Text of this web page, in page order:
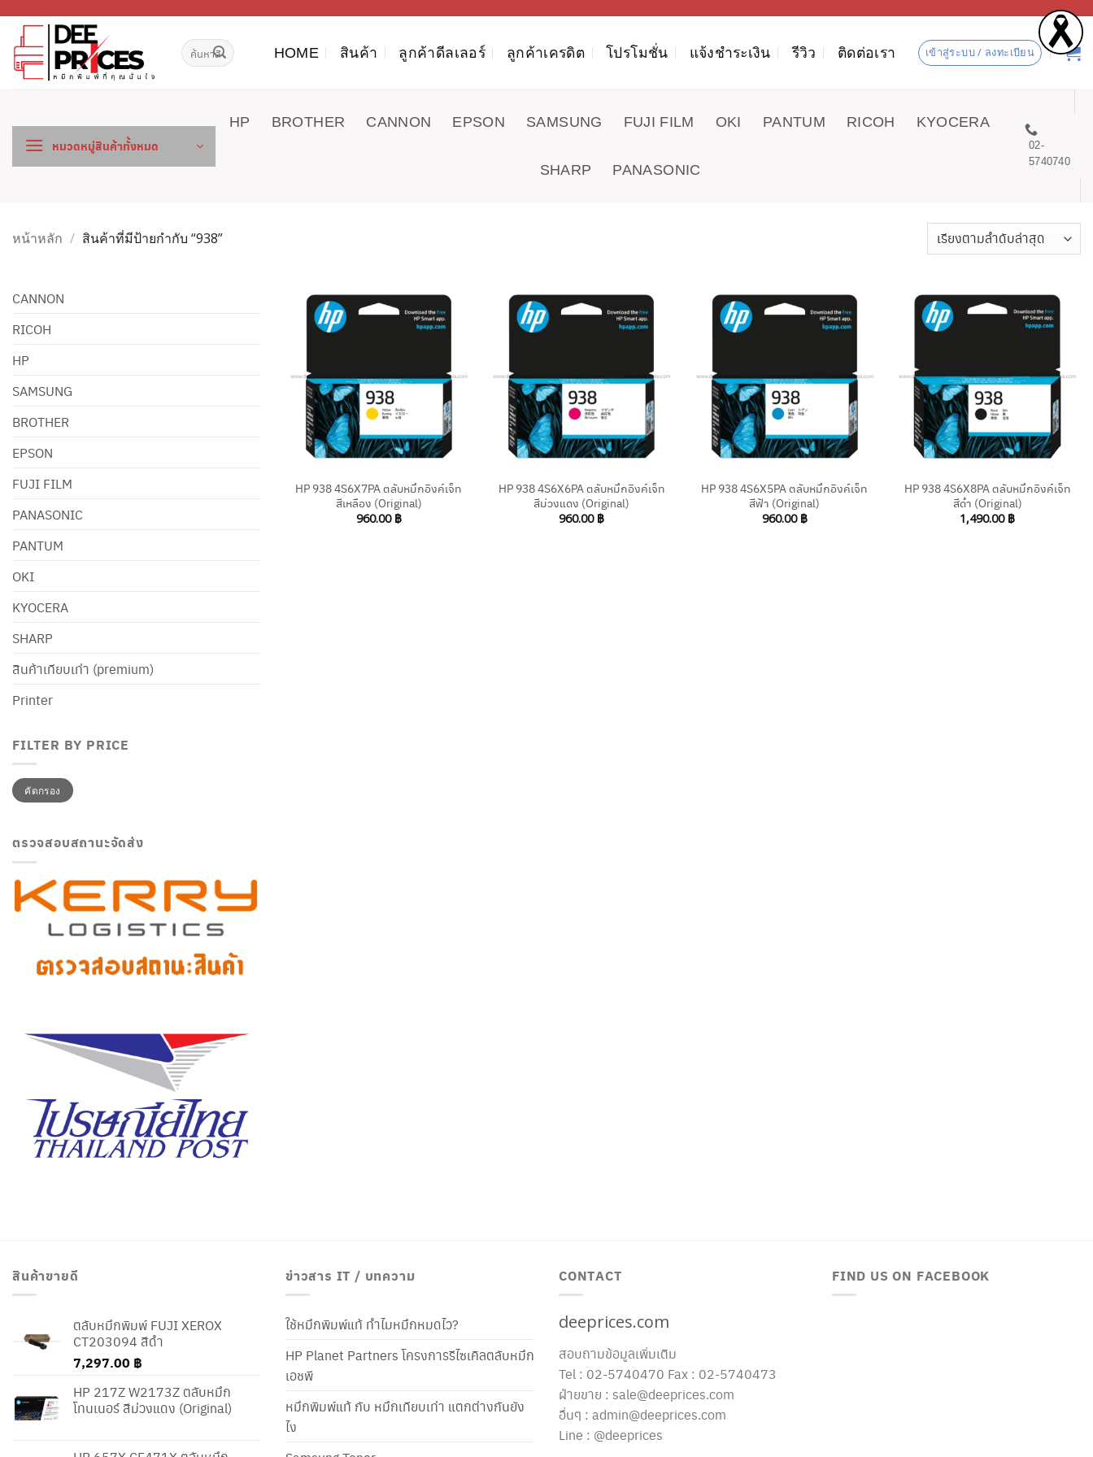
เนื้อหา
ค้นหา: HOME สินค้า ลูกค้าดีลเลอร์ ลูกค้าเครดิต โปรโมชั่น แจ้งชำระเงิน รีวิว ติดต่อเรา เข้าสู่ระบบ / ลงทะเบียน
หมวดหมู่สินค้าทั้งหมด
HP BROTHER CANNON EPSON SAMSUNG FUJI FILM OKI PANTUM RICOH KYOCERA
SHARP PANASONIC
02-
5740740
หน้าหลัก / สินค้าที่มีป้ายกำกับ “938”
CANNON
RICOH
HP
SAMSUNG
BROTHER
EPSON
FUJI FILM
PANASONIC
PANTUM
OKI
KYOCERA
SHARP
สินค้าเทียบเท่า (premium)
Printer
FILTER BY PRICE
ราคา
ต่ำ
สุด
ราคา
สูงสุดคัดกรอง
ตรวจสอบสถานะจัดส่ง
+
HP 938 4S6X7PA ตลับหมึกอิงค์เจ็ท
สีเหลือง (Original)
960.00 ฿
+
HP 938 4S6X6PA ตลับหมึกอิงค์เจ็ท
สีม่วงแดง (Original)
960.00 ฿
+
HP 938 4S6X5PA ตลับหมึกอิงค์เจ็ท
สีฟ้า (Original)
960.00 ฿
+
HP 938 4S6X8PA ตลับหมึกอิงค์เจ็ท
สีดำ (Original)
1,490.00 ฿
สินค้าขายดี
ตลับหมึกพิมพ์ FUJI XEROX
CT203094 สีดำ
7,297.00 ฿
HP 217Z W2173Z ตลับหมึก
โทนเนอร์ สีม่วงแดง (Original)
ข่าวสาร IT / บทความ
ใช้หมึกพิมพ์แท้ ทำไมหมึกหมดไว?
HP Planet Partners โครงการรีไซเคิลตลับหมึก
เอชพี
หมึกพิมพ์แท้ กับ หมึกเทียบเท่า แตกต่างกันยัง
ไง
CONTACT
deeprices.com
สอบถามข้อมูลเพิ่มเติม
Tel : 02-5740470 Fax : 02-5740473
ฝ่ายขาย : sale@deeprices.com
อื่นๆ : admin@deeprices.com
Line : @deeprices
FIND US ON FACEBOOK